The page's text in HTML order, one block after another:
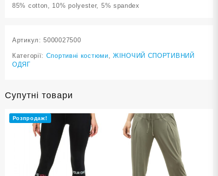
85% cotton, 10% polyester, 5% spandex
Артикул:5000027500
Категорії: Cпортивні костюми,ЖІНОЧИЙ СПОРТИВНИЙ
ОДЯГ
Супутні товари
Розпродаж!